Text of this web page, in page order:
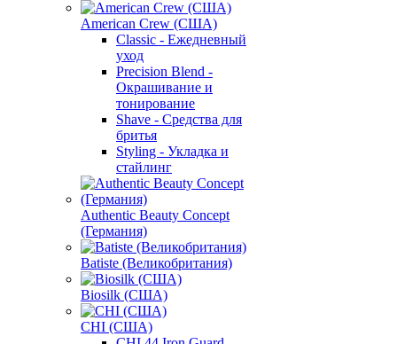
American Crew (США)
Classic - Ежедневный
уход
Precision Blend -
Окрашивание и
тонирование
Shave - Средства для
бритья
Styling - Укладка и
стайлинг
Authentic Beauty Concept
(Германия)
Batiste (Великобритания)
Biosilk (США)
CHI (США)